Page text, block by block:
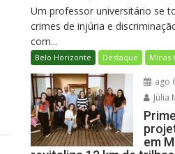
Um professor universitário se
crimes de injúria e
com...
Belo Horizonte Destaque Minas
ago
Júlia
em